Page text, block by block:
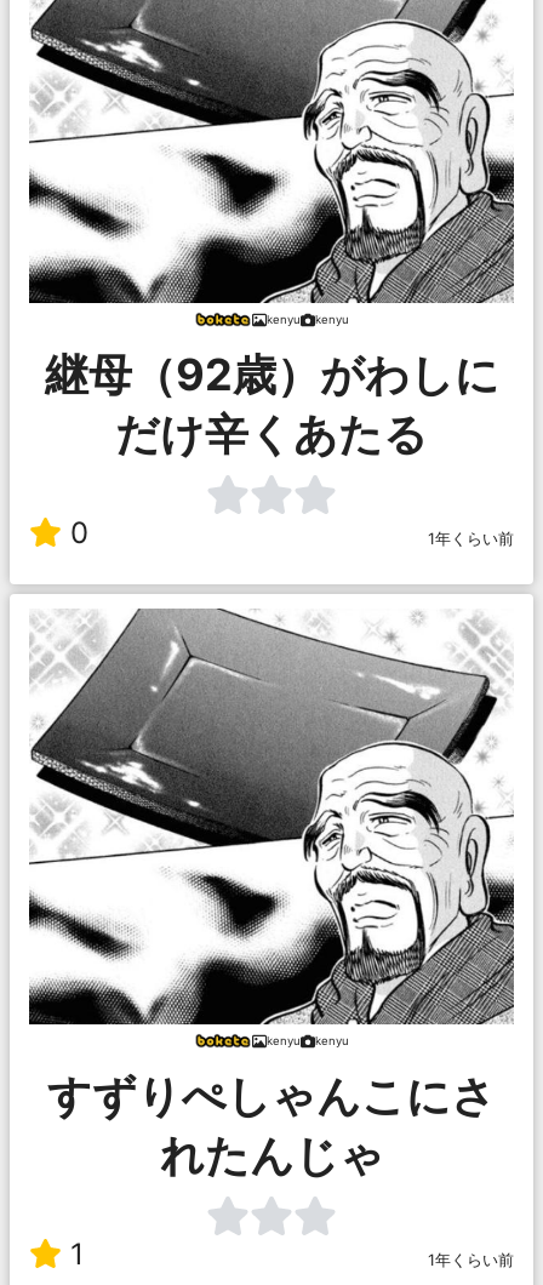
kenyu kenyu
継母（92歳）がわしに
だけ辛くあたる
0 1年くらい前
kenyu kenyu
すずりぺしゃんこにさ
れたんじゃ
1 1年くらい前